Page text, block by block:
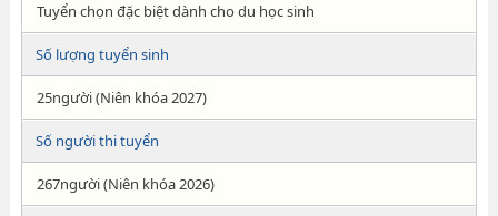
Tuyển chọn đặc biệt dành cho du học sinh
Số lượng tuyển sinh
25người (Niên khóa 2027)
Số người thi tuyển
267người (Niên khóa 2026)